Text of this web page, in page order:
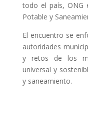
todo el país, ONG
Potable y
El encuentro se
autoridades
y retos de los
universal y
y saneamiento.